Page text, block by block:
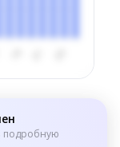
подробную